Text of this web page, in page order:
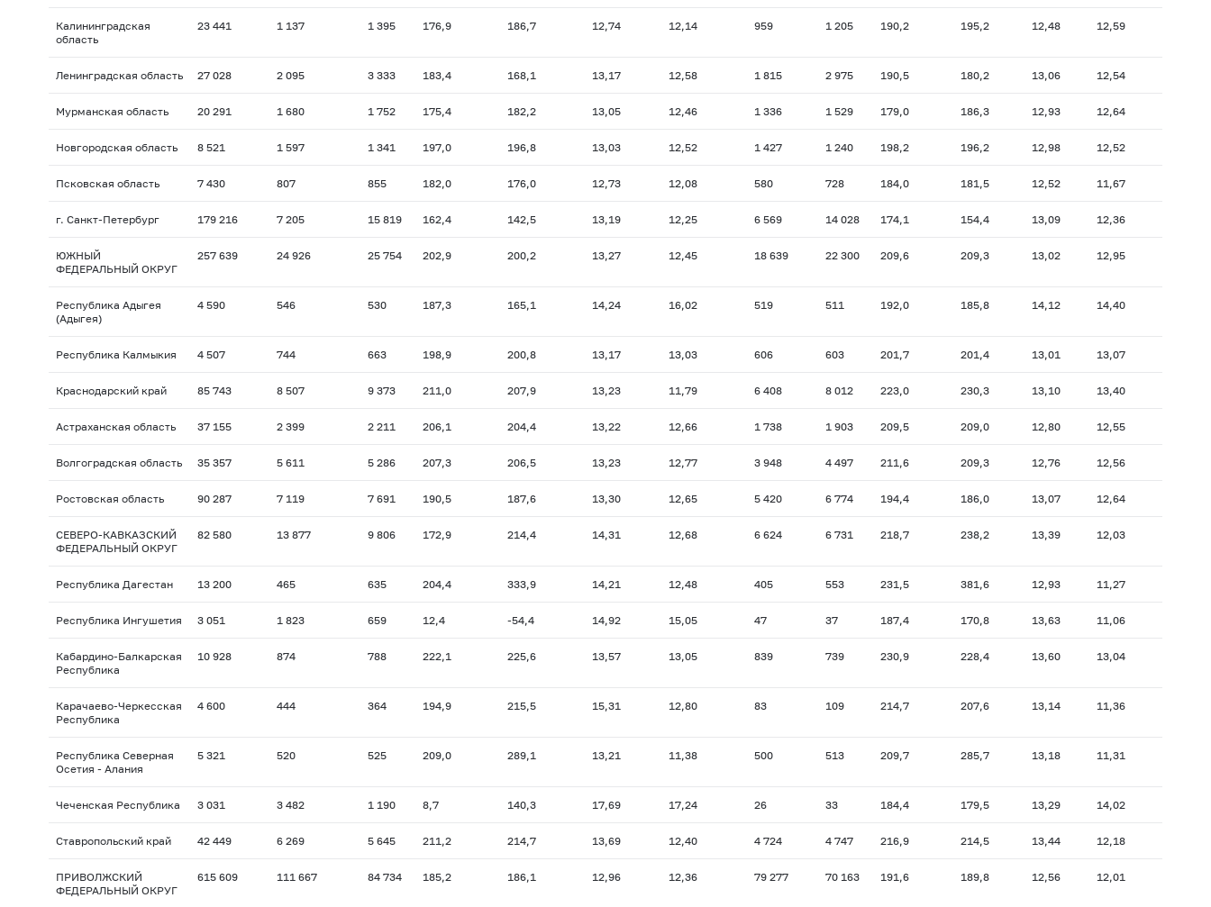
Калининградская
область
23 441 1 137 1 395 176,9 186,7 12,74 12,14 959 1 205 190,2 195,2 12,48 12,59
Ленинградская область 27 028 2 095 3 333 183,4 168,1 13,17 12,58 1 815 2 975 190,5 180,2 13,06 12,54
Мурманская область 20 291 1 680 1 752 175,4 182,2 13,05 12,46 1 336 1 529 179,0 186,3 12,93 12,64
Новгородская область 8 521 1 597 1 341 197,0 196,8 13,03 12,52 1 427 1 240 198,2 196,2 12,98 12,52
Псковская область 7 430 807 855 182,0 176,0 12,73 12,08 580 728 184,0 181,5 12,52 11,67
г. Санкт-Петербург 179 216 7 205 15 819 162,4 142,5 13,19 12,25 6 569 14 028 174,1 154,4 13,09 12,36
ЮЖНЫЙ
ФЕДЕРАЛЬНЫЙ ОКРУГ
257 639 24 926 25 754 202,9 200,2 13,27 12,45 18 639 22 300 209,6 209,3 13,02 12,95
Республика Адыгея
(Адыгея)
4 590 546 530 187,3 165,1 14,24 16,02 519 511 192,0 185,8 14,12 14,40
Республика Калмыкия 4 507 744 663 198,9 200,8 13,17 13,03 606 603 201,7 201,4 13,01 13,07
Краснодарский край 85 743 8 507 9 373 211,0 207,9 13,23 11,79 6 408 8 012 223,0 230,3 13,10 13,40
Астраханская область 37 155 2 399 2 211 206,1 204,4 13,22 12,66 1 738 1 903 209,5 209,0 12,80 12,55
Волгоградская область 35 357 5 611 5 286 207,3 206,5 13,23 12,77 3 948 4 497 211,6 209,3 12,76 12,56
Ростовская область 90 287 7 119 7 691 190,5 187,6 13,30 12,65 5 420 6 774 194,4 186,0 13,07 12,64
СЕВЕРО-КАВКАЗСКИЙ
ФЕДЕРАЛЬНЫЙ ОКРУГ
82 580 13 877 9 806 172,9 214,4 14,31 12,68 6 624 6 731 218,7 238,2 13,39 12,03
Республика Дагестан 13 200 465 635 204,4 333,9 14,21 12,48 405 553 231,5 381,6 12,93 11,27
Республика Ингушетия 3 051 1 823 659 12,4 -54,4 14,92 15,05 47 37 187,4 170,8 13,63 11,06
Кабардино-Балкарская
Республика
10 928 874 788 222,1 225,6 13,57 13,05 839 739 230,9 228,4 13,60 13,04
Карачаево-Черкесская
Республика
4 600 444 364 194,9 215,5 15,31 12,80 83 109 214,7 207,6 13,14 11,36
Республика Северная
Осетия - Алания
5 321 520 525 209,0 289,1 13,21 11,38 500 513 209,7 285,7 13,18 11,31
Чеченская Республика 3 031 3 482 1 190 8,7 140,3 17,69 17,24 26 33 184,4 179,5 13,29 14,02
Ставропольский край 42 449 6 269 5 645 211,2 214,7 13,69 12,40 4 724 4 747 216,9 214,5 13,44 12,18
ПРИВОЛЖСКИЙ
ФЕДЕРАЛЬНЫЙ ОКРУГ
615 609 111 667 84 734 185,2 186,1 12,96 12,36 79 277 70 163 191,6 189,8 12,56 12,01